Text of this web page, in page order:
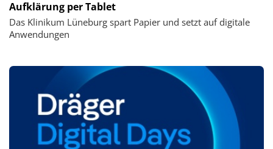
Aufklärung per Tablet
Das Klinikum Lüneburg spart Papier und setzt auf digitale
Anwendungen